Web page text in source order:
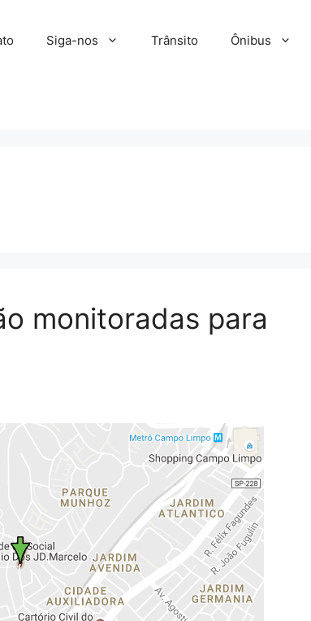
Siga-nos Trânsito Ônibus
monitoradas para